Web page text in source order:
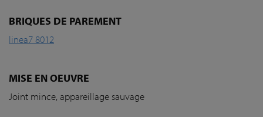
BRIQUES DE PAREMENT
linea7 8012
MISE EN OEUVRE
Joint mince, appareillage sauvage